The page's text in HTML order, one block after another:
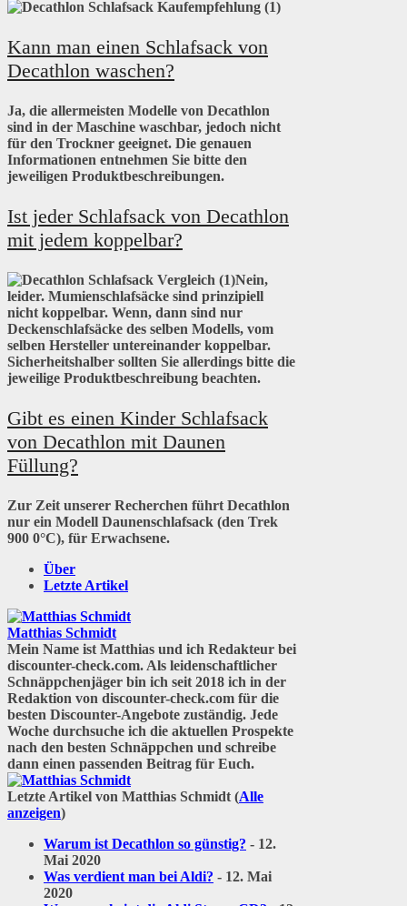
Kann man einen Schlafsack von
Decathlon waschen?
Ja, die allermeisten Modelle von Decathlon
sind in der Maschine waschbar, jedoch nicht
für den Trockner geeignet. Die genauen
Informationen entnehmen Sie bitte den
jeweiligen Produktbeschreibungen.
Ist jeder Schlafsack von Decathlon
mit jedem koppelbar?
Nein,
leider. Mumienschlafsäcke sind prinzipiell
nicht koppelbar. Wenn, dann sind nur
Deckenschlafsäcke des selben Modells, vom
selben Hersteller untereinander koppelbar.
Sicherheitshalber sollten Sie allerdings bitte die
jeweilige Produktbeschreibung beachten.
Gibt es einen Kinder Schlafsack
von Decathlon mit Daunen
Füllung?
Zur Zeit unserer Recherchen führt Decathlon
nur ein Modell Daunenschlafsack (den Trek
900 0°C), für Erwachsene.
Über
Letzte Artikel
Matthias Schmidt
Mein Name ist Matthias und ich Redakteur bei
discounter-check.com. Als leidenschaftlicher
Schnäppchenjäger bin ich seit 2018 ich in der
Redaktion von discounter-check.com für die
besten Discounter-Angebote zuständig. Jede
Woche durchsuche ich die aktuellen Prospekte
nach den besten Schnäppchen und schreibe
dann einen passenden Beitrag für Euch.
Letzte Artikel von Matthias Schmidt(Alle
anzeigen)
Warum ist Decathlon so günstig? - 12.
Mai 2020
Was verdient man bei Aldi? - 12. Mai
2020